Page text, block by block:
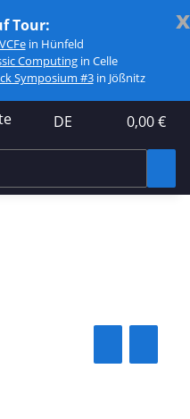
x
Tour:
VCFein Hünfeld
Computingin Celle
Symposium #3in Jößnitz
DE 0,00 €